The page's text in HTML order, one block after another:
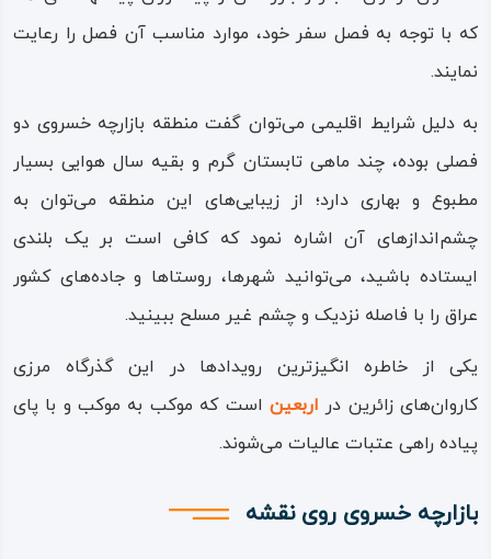
که با توجه به فصل سفر خود، موارد مناسب آن فصل را رعایت
نمایند.
به دلیل شرایط اقلیمی می‌توان گفت منطقه‌ بازارچه خسروی دو
فصلی بوده، چند ماهی تابستان گرم و بقیه‌ سال هوایی بسیار
مطبوع و بهاری دارد؛ از زیبایی‌های این منطقه می‌توان به
چشم‌اندازهای آن اشاره نمود که کافی است بر یک بلندی
ایستاده باشید، می‌توانید شهرها، روستاها و جاده‌های کشور
عراق را با فاصله‌ نزدیک و چشم غیر مسلح ببینید.
یکی از خاطره‌ انگیزترین رویدادها در این گذرگاه مرزی
کاروان‌های زائرین در اربعین است که موکب به موکب و با پای
پیاده راهی عتبات عالیات می‌شوند.
بازارچه خسروی روی نقشه